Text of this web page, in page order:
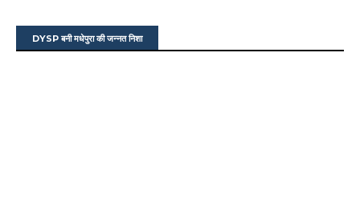
DYSP बनी मधेपुरा की जन्नत निशा